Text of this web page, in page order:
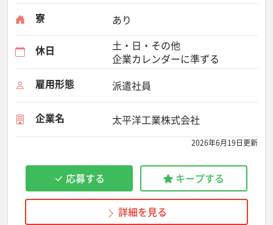
寮 あり
休日
土・日・その他
企業カレンダーに準ずる
雇用形態
派遣社員
企業名 太平洋工業株式会社
2026年6月19日更新
応募する キープする
詳細を見る